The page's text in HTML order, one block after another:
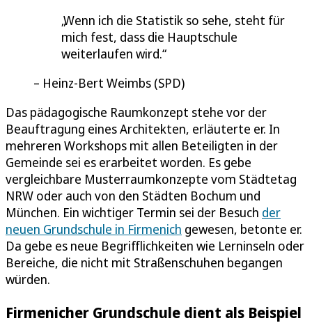
Wenn ich die Statistik so sehe, steht für
mich fest, dass die Hauptschule
weiterlaufen wird.
Heinz-Bert Weimbs (SPD)
Das pädagogische Raumkonzept stehe vor der
Beauftragung eines Architekten, erläuterte er. In
mehreren Workshops mit allen Beteiligten in der
Gemeinde sei es erarbeitet worden. Es gebe
vergleichbare Musterraumkonzepte vom Städtetag
NRW oder auch von den Städten Bochum und
München. Ein wichtiger Termin sei der Besuch der
neuen Grundschule in Firmenich gewesen, betonte er.
Da gebe es neue Begrifflichkeiten wie Lerninseln oder
Bereiche, die nicht mit Straßenschuhen begangen
würden.
Firmenicher Grundschule dient als Beispiel